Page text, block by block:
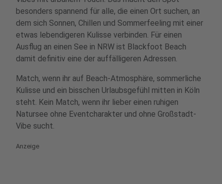
besonders spannend für alle, die einen Ort suchen, an
dem sich Sonnen, Chillen und Sommerfeeling mit einer
etwas lebendigeren Kulisse verbinden. Für einen
Ausflug an einen See in NRW ist Blackfoot Beach
damit definitiv eine der auffälligeren Adressen.
Match, wenn ihr auf Beach-Atmosphäre, sommerliche
Kulisse und ein bisschen Urlaubsgefühl mitten in Köln
steht. Kein Match, wenn ihr lieber einen ruhigen
Natursee ohne Eventcharakter und ohne Großstadt-
Vibe sucht.
Anzeige